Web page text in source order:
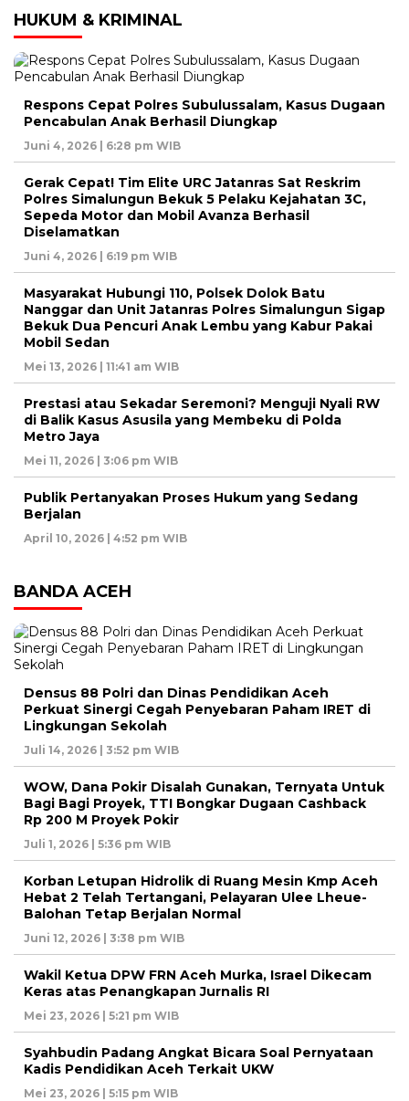
HUKUM & KRIMINAL
Respons Cepat Polres Subulussalam, Kasus Dugaan
Pencabulan Anak Berhasil Diungkap
Juni 4, 2026 | 6:28 pm WIB
Gerak Cepat! Tim Elite URC Jatanras Sat Reskrim
Polres Simalungun Bekuk 5 Pelaku Kejahatan 3C,
Sepeda Motor dan Mobil Avanza Berhasil
Diselamatkan
Juni 4, 2026 | 6:19 pm WIB
Masyarakat Hubungi 110, Polsek Dolok Batu
Nanggar dan Unit Jatanras Polres Simalungun Sigap
Bekuk Dua Pencuri Anak Lembu yang Kabur Pakai
Mobil Sedan
Mei 13, 2026 | 11:41 am WIB
Prestasi atau Sekadar Seremoni? Menguji Nyali RW
di Balik Kasus Asusila yang Membeku di Polda
Metro Jaya
Mei 11, 2026 | 3:06 pm WIB
Publik Pertanyakan Proses Hukum yang Sedang
Berjalan
April 10, 2026 | 4:52 pm WIB
BANDA ACEH
Densus 88 Polri dan Dinas Pendidikan Aceh
Perkuat Sinergi Cegah Penyebaran Paham IRET di
Lingkungan Sekolah
Juli 14, 2026 | 3:52 pm WIB
WOW, Dana Pokir Disalah Gunakan, Ternyata Untuk
Bagi Bagi Proyek, TTI Bongkar Dugaan Cashback
Rp 200 M Proyek Pokir
Juli 1, 2026 | 5:36 pm WIB
Korban Letupan Hidrolik di Ruang Mesin Kmp Aceh
Hebat 2 Telah Tertangani, Pelayaran Ulee Lheue-
Balohan Tetap Berjalan Normal
Juni 12, 2026 | 3:38 pm WIB
Wakil Ketua DPW FRN Aceh Murka, Israel Dikecam
Keras atas Penangkapan Jurnalis RI
Mei 23, 2026 | 5:21 pm WIB
Syahbudin Padang Angkat Bicara Soal Pernyataan
Kadis Pendidikan Aceh Terkait UKW
Mei 23, 2026 | 5:15 pm WIB